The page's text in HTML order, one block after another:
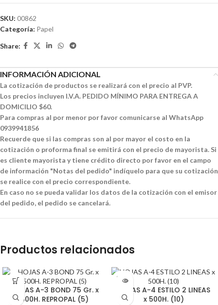
SKU: 00862
Categoría: Papel
Share:
INFORMACIÓN ADICIONAL
La cotización de productos se realizará con el precio al PVP.
Los precios incluyen I.V.A. PEDIDO MÍNIMO PARA ENTREGA A
DOMICILIO $60.
Para compras al por menor por favor comunicarse al WhatsApp
0939941856
Recuerde que si las compras son al por mayor el costo en la
cotización o proforma final se emitirá con el precio de mayorista. Si
es cliente mayorista y tiene crédito directo por favor en el campo
de información "Notas del pedido" indíquelo para que su cotización
se realice con el precio correspondiente.
En caso no se pueda validar los datos de la cotización con el emisor
del pedido, el pedido se cancelará.
Productos relacionados
HOJAS A-3 BOND 75 Gr. x
500H. REPROPAL (5)
SOLD
OUT
HOJAS A-4 ESTILO 2 LINEAS
x 500H. (10)